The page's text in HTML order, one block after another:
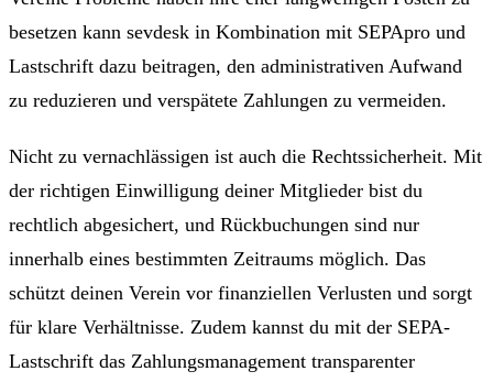
besetzen kann sevdesk in Kombination mit SEPApro und
Lastschrift dazu beitragen, den administrativen Aufwand
zu reduzieren und verspätete Zahlungen zu vermeiden.
Nicht zu vernachlässigen ist auch die Rechtssicherheit. Mit
der richtigen Einwilligung deiner Mitglieder bist du
rechtlich abgesichert, und Rückbuchungen sind nur
innerhalb eines bestimmten Zeitraums möglich. Das
schützt deinen Verein vor finanziellen Verlusten und sorgt
für klare Verhältnisse. Zudem kannst du mit der SEPA-
Lastschrift das Zahlungsmanagement transparenter